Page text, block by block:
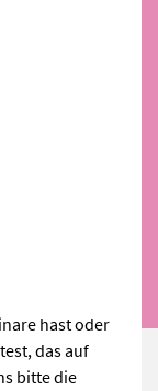
hast oder
das auf
bitte die